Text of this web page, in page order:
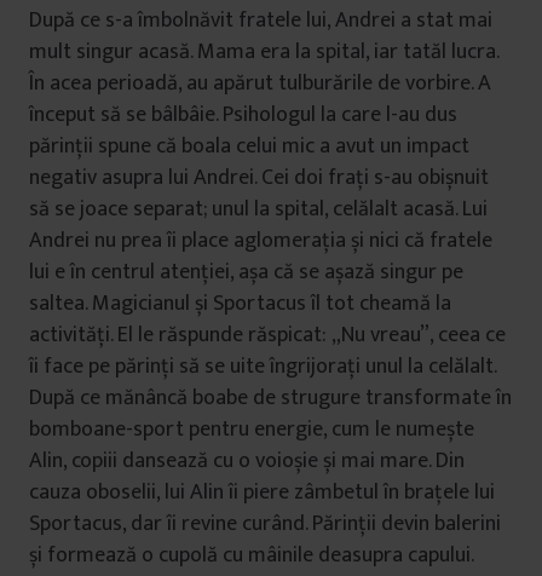
După ce s-a îmbolnăvit fratele lui, Andrei a stat mai
mult singur acasă. Mama era la spital, iar tatăl lucra.
În acea perioadă, au apărut tulburările de vorbire. A
început să se bâlbâie. Psihologul la care l-au dus
părinții spune că boala celui mic a avut un impact
negativ asupra lui Andrei. Cei doi frați s-au obișnuit
să se joace separat; unul la spital, celălalt acasă. Lui
Andrei nu prea îi place aglomerația și nici că fratele
lui e în centrul atenției, așa că se așază singur pe
saltea. Magicianul și Sportacus îl tot cheamă la
activități. El le răspunde răspicat: „Nu vreau”, ceea ce
îi face pe părinți să se uite îngrijorați unul la celălalt.
După ce mănâncă boabe de strugure transformate în
bomboane-sport pentru energie, cum le numește
Alin, copiii dansează cu o voioșie și mai mare. Din
cauza oboselii, lui Alin îi piere zâmbetul în brațele lui
Sportacus, dar îi revine curând. Părinții devin balerini
și formează o cupolă cu mâinile deasupra capului.